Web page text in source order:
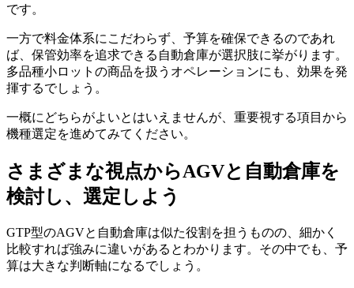
です。
一方で料金体系にこだわらず、予算を確保できるのであれ
ば、保管効率を追求できる自動倉庫が選択肢に挙がります。
多品種小ロットの商品を扱うオペレーションにも、効果を発
揮するでしょう。
一概にどちらがよいとはいえませんが、重要視する項目から
機種選定を進めてみてください。
さまざまな視点からAGVと自動倉庫を
検討し、選定しよう
GTP型のAGVと自動倉庫は似た役割を担うものの、細かく
比較すれば強みに違いがあるとわかります。その中でも、予
算は大きな判断軸になるでしょう。